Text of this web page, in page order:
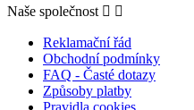
Naše společnost  
Reklamační řád
Obchodní podmínky
FAQ - Časté dotazy
Způsoby platby
Pravidla cookies